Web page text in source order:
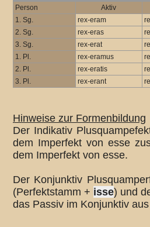
Person
Aktiv
1. Sg.
rex-eram
2. Sg.
rex-eras
3. Sg.
rex-erat
1. Pl.
rex-eramus
2. Pl.
rex-eratis
3. Pl.
rex-erant
Hinweise zur Formenbildung
Der Indikativ
dem Imperfekt von esse
dem Imperfekt von esse.
Der Konjunktiv
(Perfektstamm + isse) und
das Passiv im Konjunktiv